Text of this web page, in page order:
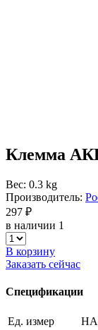
Клемма
Вес: 0.3 kg
Производитель:
297 ₽
в наличии 1
В корзину
Заказать сейчас
Спецификации
Ед. измер